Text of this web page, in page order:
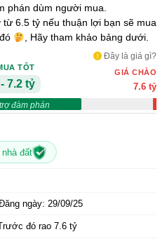
phán dùm người mua.
6.5 tỷ nếu thuận lợi bạn sẽ mua
, Hãy tham khảo bảng dưới.
Đây là giá gì?
TỐT
7.2 tỷ
đàm phán
GIÁ CHÀO
7.6 tỷ
đất
ngày: 29/09/25
đó rao 7.6 tỷ